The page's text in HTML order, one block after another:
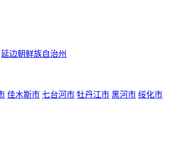
延边朝鲜族自治州
佳木斯市 七台河市 牡丹江市 黑河市 绥化市